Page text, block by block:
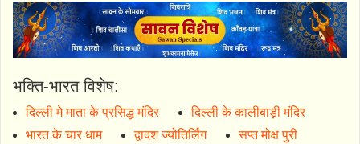
भक्ति-भारत विशेष:
दिल्ली मे माता के प्रसिद्ध मंदिर
दिल्ली के कालीबाड़ी मंदिर
भारत के चार धाम
द्वादश ज्योतिर्लिंग
सप्त मोक्ष पुरी